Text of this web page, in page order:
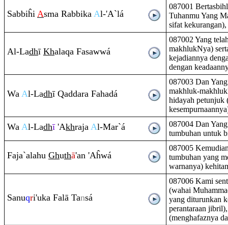
Sabbiĥi Asma Rabbika Al-'A`lá
087001
Tuhanmu Yang
sifat kekurangan),
Al-Ladhī Khalaqa Fasawwá
087002 Yang
makhlukNya)
kejadiannya
dengan
Wa Al-Ladhī Qaddara Fahadá
087003 Dan
makhluk-
hidayah petunjuk
Wa Al-Ladhī'Akhraja Al-Mar`á
087004 Dan
tumbuhan untuk
Faja`alahu Ghuthā'an 'Aĥwá
087005
tumbuhan yang
warnanya)
Sanuqri'uka Falā Tansá
087006 Kami
(wahai
yang diturunkan
perantaraan
(menghafaznya